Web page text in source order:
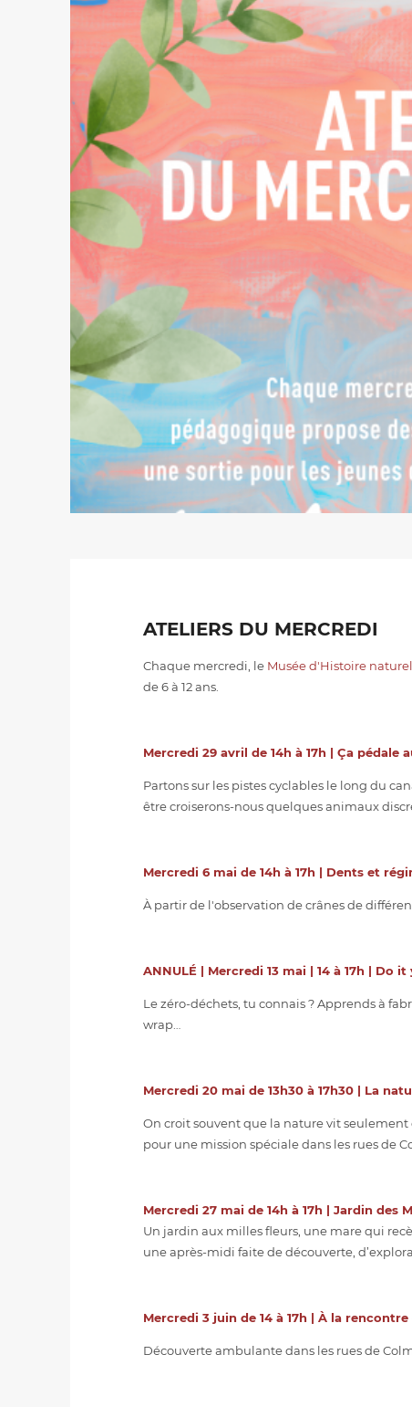
ATELIERS DU MERCREDI
Chaque mercredi, le Musée d'Histoire
de 6 à 12 ans.
Mercredi 29 avril de 14h à 17h | Ça pédale
Partons sur les pistes cyclables le long du
être croiserons-nous quelques animaux
Mercredi 6 mai de 14h à 17h | Dents et
À partir de l'observation de crânes de
ANNULÉ | Mercredi 13 mai | 14 à 17h | Do
Le zéro-déchets, tu connais ? Apprends à
wrap…
Mercredi 20 mai de 13h30 à 17h30 | La
On croit souvent que la nature vit seulement
pour une mission spéciale dans les rues de
Mercredi 27 mai de 14h à 17h | Jardin des
Un jardin aux milles fleurs, une mare qui
une après-midi faite de découverte,
Mercredi 3 juin de 14 à 17h | À la
Découverte ambulante dans les rues de